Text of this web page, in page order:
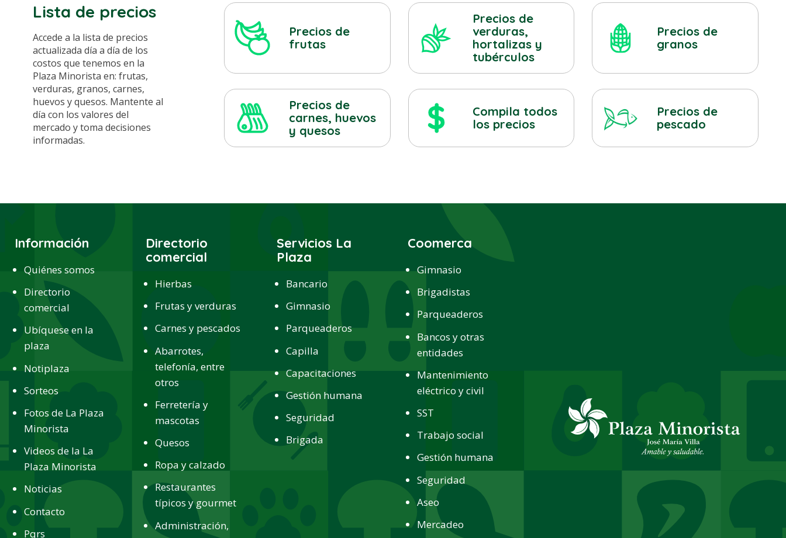
Lista de precios
Accede a la lista de precios
actualizada día a día de los
costos que tenemos en la
Plaza Minorista en: frutas,
verduras, granos, carnes,
huevos y quesos. Mantente al
día con los valores del
mercado y toma decisiones
informadas.
Precios de
frutas
Precios de
verduras,
hortalizas y
tubérculos
Precios de
granos
Precios de
carnes, huevos
y quesos
Compila todos
los precios
Precios de
pescado
Información
Quiénes somos
Directorio
comercial
Ubíquese en la
plaza
Notiplaza
Sorteos
Fotos de La Plaza
Minorista
Videos de la La
Plaza Minorista
Noticias
Contacto
Pqrs
Directorio
comercial
Hierbas
Frutas y verduras
Carnes y pescados
Abarrotes,
telefonía, entre
otros
Ferretería y
mascotas
Quesos
Ropa y calzado
Restaurantes
típicos y gourmet
Administración,
Servicios La
Plaza
Bancario
Gimnasio
Parqueaderos
Capilla
Capacitaciones
Gestión humana
Seguridad
Brigada
Coomerca
Gimnasio
Brigadistas
Parqueaderos
Bancos y otras
entidades
Mantenimiento
eléctrico y civil
SST
Trabajo social
Gestión humana
Seguridad
Aseo
Mercadeo